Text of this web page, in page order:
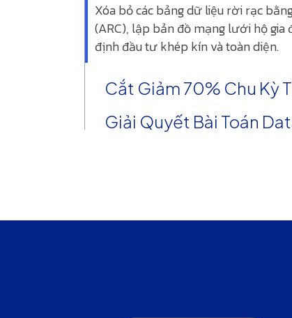
Xóa bỏ các bảng dữ liệu rời rạc
(ARC), lập bản đồ mạng lưới hộ gia
định đầu tư khép kín và toàn diện.
Cắt Giảm 70% Chu Kỳ
Giải Quyết Bài Toán